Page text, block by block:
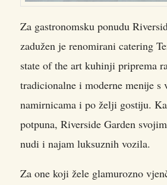
Za gastronomsku ponudu
zadužen je renomirani catering
state of the art kuhinji priprema
tradicionalne i moderne menije s
namirnicama i po želji gostiju.
potpuna, Riverside Garden
nudi i najam luksuznih vozila.
Za one koji žele glamurozno